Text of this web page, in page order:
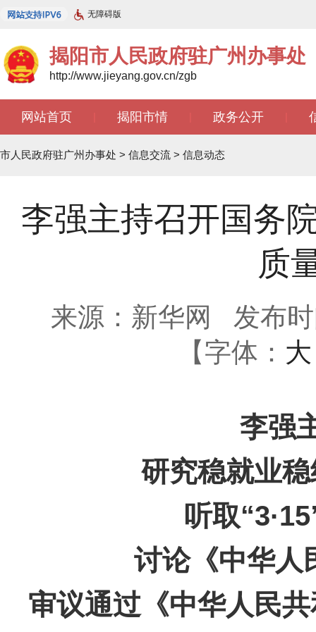
无障碍版
揭阳市人民政府驻广州办事处
http://www.jieyang.gov.cn/zgb
网站首页 揭阳市情 政务公开
文苑天地 |
市人民政府驻广州办事处 > 信息交流 > 信息动态
李强主持召开国务
质
来源：新华网
发布
【字体： 大
李强
研究稳就业
听取
讨论《中华
审议通过《中华人民